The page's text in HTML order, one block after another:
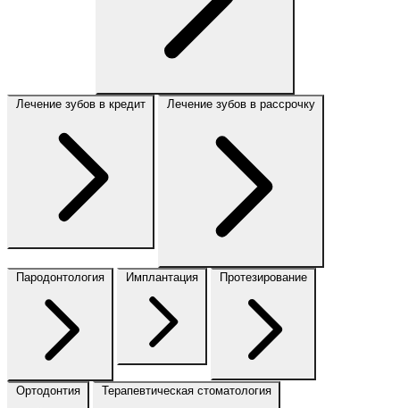
Лечение зубов в кредит Лечение зубов в рассрочку
Пародонтология Имплантация Протезирование
Ортодонтия Терапевтическая стоматология